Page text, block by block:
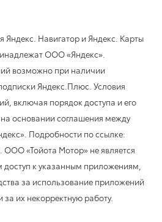
Яндекс. Навигатор и Яндекс. Карты
ООО «Яндекс».
возможно при наличии
Яндекс.Плюс. Условия
включая порядок доступа и его
основании соглашения между
Подробности по ссылке:
. ООО «Тойота Мотор» не является
к указанным приложениям,
за использование приложений
за их некорректную работу.